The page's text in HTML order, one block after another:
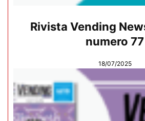
Rivista Vending
numero 77
18/07/2025